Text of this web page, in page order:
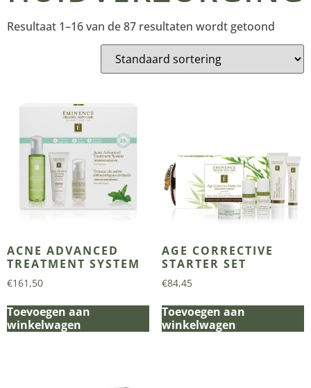
Resultaat 1–16 van de 87 resultaten wordt getoond
ACNE ADVANCED
TREATMENT SYSTEM
€161,50
Toevoegen aan
winkelwagen
AGE CORRECTIVE
STARTER SET
€84,45
Toevoegen aan
winkelwagen